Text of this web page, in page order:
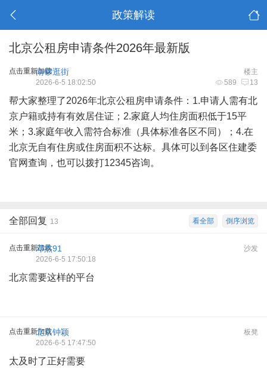
政策解读
北京公租房申请条件2026年最新版
点击重新加载 楼主
南锣逛街
589 13
2026-6-5 18:02:50
帮大家整理了2026年北京公租房申请条件：1.申请人需有北
京户籍或持有有效居住证；2.家庭人均住房面积低于15平
米；3.家庭年收入需符合标准（具体标准各区不同）；4.在
北京无自有住房或住房面积不达标。具体可以到各区住建委
官网查询，也可以拨打12345咨询。
倒序浏览
看全部
全部回复 13
点击重新加载 沙发
邓杰91
2026-6-5 17:50:18
北京需要这样的平台
点击重新加载 板凳
北京钟颖
2026-6-5 17:47:50
太及时了正好需要